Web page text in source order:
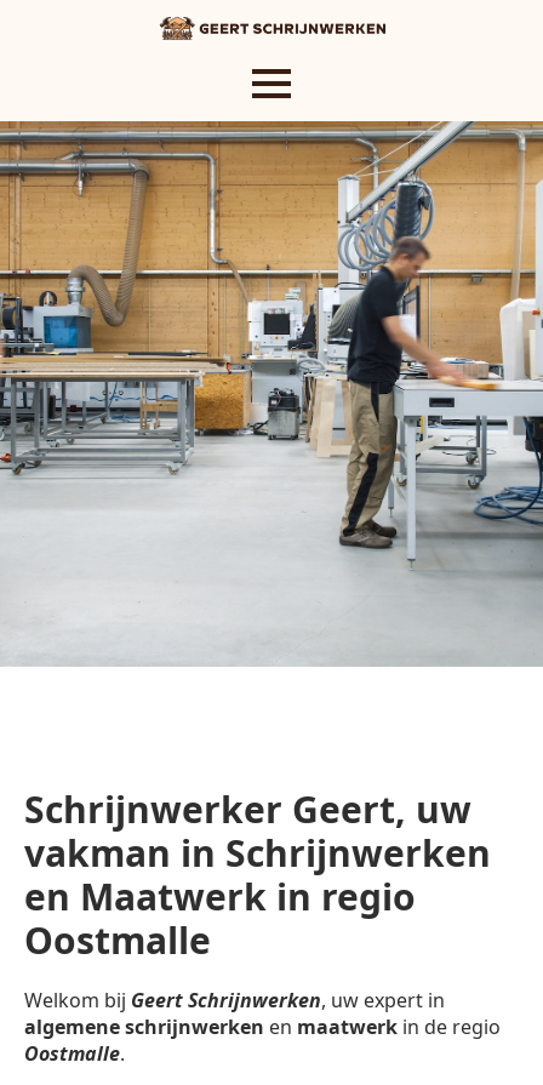
Schrijnwerker Geert, uw
vakman in Schrijnwerken
en Maatwerk in regio
Oostmalle
Welkom bij Geert Schrijnwerken, uw expert in
algemene schrijnwerken en maatwerk in de regio
Oostmalle.